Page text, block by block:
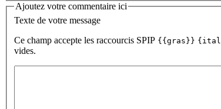
Ajoutez votre commentaire ici
Texte de votre message
Ce champ accepte les raccourcis SPIP {{gras}}
vides.